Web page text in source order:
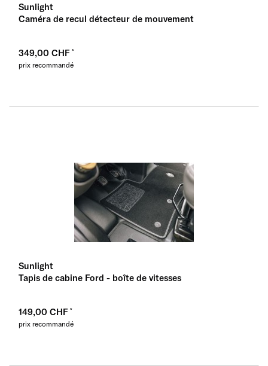
Sunlight
Caméra de recul détecteur de mouvement
349,00 CHF
prix recommandé
Sunlight
Tapis de cabine Ford - boîte de vitesses
149,00 CHF
prix recommandé